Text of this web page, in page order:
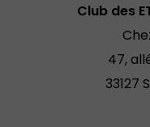
Club des
47,
33127